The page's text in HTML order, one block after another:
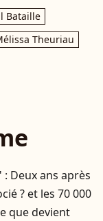
Bataille
Theuriau
Deux ans après
? et les 70 000
que devient